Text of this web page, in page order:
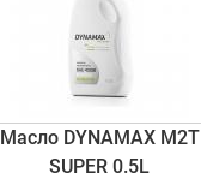
Масло DYNAMAX M2T
SUPER 0.5L